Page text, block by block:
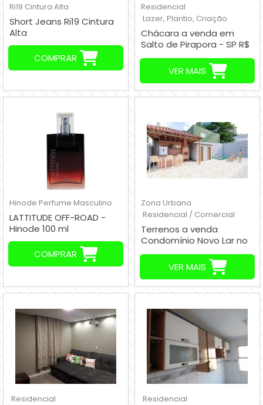
Ri19 Cintura Alta
Short Jeans Ri19 Cintura
Alta
COMPRAR
Residencial
Lazer, Plantio, Criação
Chácara a venda em
Salto de Pirapora - SP R$
240.000,00
VER MAIS
Hinode Perfume Masculino
LATTITUDE OFF-ROAD -
Hinode 100 ml
COMPRAR
Zona Urbana
Residencial / Comercial
Terrenos a venda
Condomínio Novo Lar no
Vila Calu em Loteamento
com Escritura, Região J.
Ângela Zona Sul de São
Paulo - SP - Anunciante
Gil 00 55 11 95806 6272 / 11
9 7138 7520
VER MAIS
Residencial Residencial